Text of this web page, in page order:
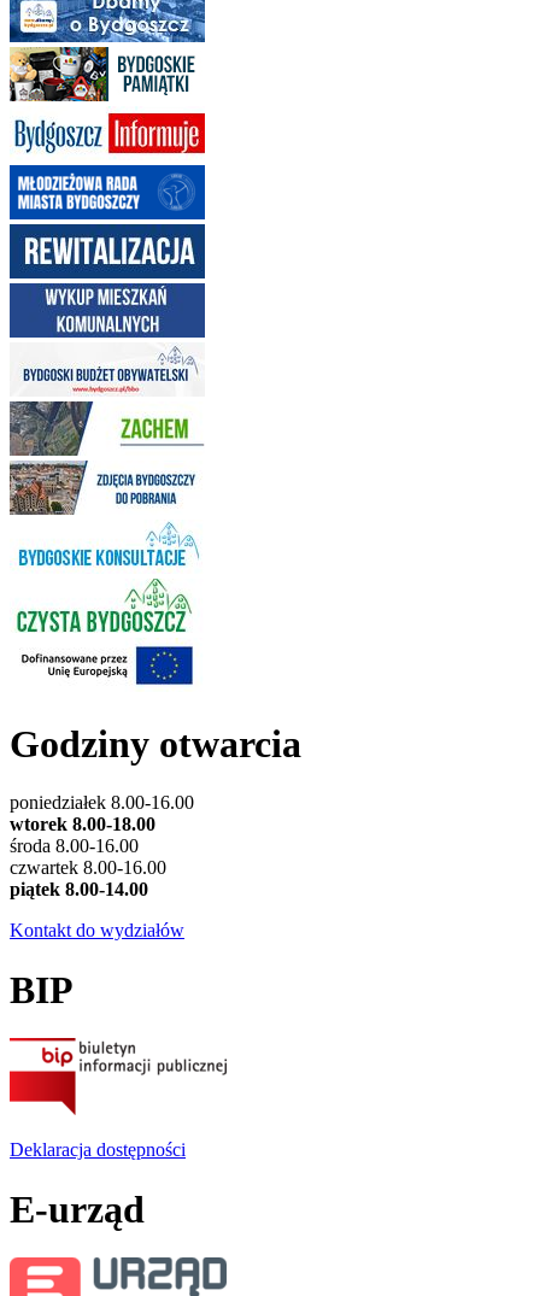
Godziny otwarcia
poniedziałek 8.00-16.00
wtorek 8.00-18.00
środa 8.00-16.00
czwartek 8.00-16.00
piątek 8.00-14.00
Kontakt do wydziałów
BIP
Deklaracja dostępności
E-urząd